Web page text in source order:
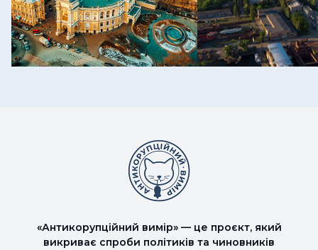
«Антикорупційний вимір» — це проєкт, який
викриває спроби політиків та чиновників